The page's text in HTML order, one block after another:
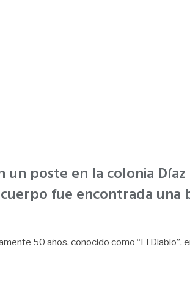
poste en la colonia Díaz
fue encontrada
50 años, conocido como “El Diablo”,